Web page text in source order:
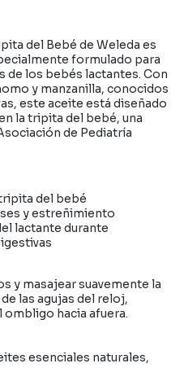
del Bebé de Weleda es
formulado para
de los bebés lactantes. Con
y manzanilla, conocidos
este aceite está diseñado
la tripita del bebé, una
de Pediatría
del bebé
y estreñimiento
lactante durante
y masajear suavemente la
las agujas del reloj,
ombligo hacia afuera.
esenciales naturales,